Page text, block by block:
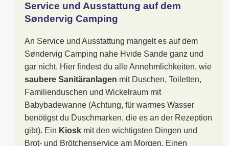
Service und Ausstattung auf dem
Søndervig Camping
An Service und Ausstattung mangelt es auf dem
Søndervig Camping nahe Hvide Sande ganz und
gar nicht. Hier findest du alle Annehmlichkeiten, wie
saubere Sanitäranlagen mit Duschen, Toiletten,
Familienduschen und Wickelraum mit
Babybadewanne (Achtung, für warmes Wasser
benötigst du Duschmarken, die es an der Rezeption
gibt). Ein Kiosk mit den wichtigsten Dingen und
Brot- und Brötchenservice am Morgen. Einen